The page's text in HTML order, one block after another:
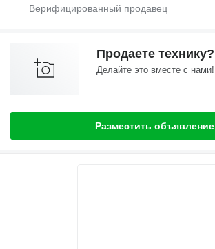
Продаете технику?
Делайте это вместе с нами!
Разместить объявление